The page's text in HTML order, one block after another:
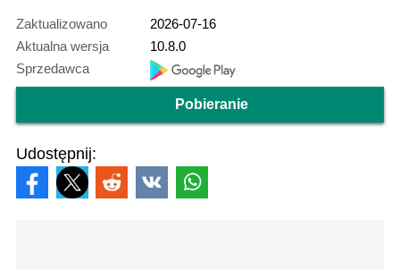
Zaktualizowano
2026-07-16
Aktualna wersja
10.8.0
Sprzedawca
Pobieranie
Udostępnij: